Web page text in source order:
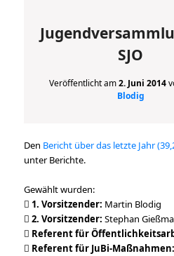
SJO
Veröffentlicht am2. Juni 2014
Blodig
Den Bericht über das letzte Jahr
unter Berichte.
Gewählt wurden:
 1. Vorsitzender: Martin Blodig
2. Vorsitzender: Stephan
 Referent für
 Referent für JuBi-Maßnahmen: